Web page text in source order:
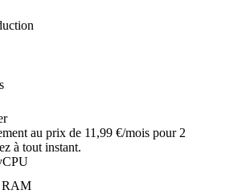
au prix de 11,99 €/mois pour 2
à tout instant.
RAM